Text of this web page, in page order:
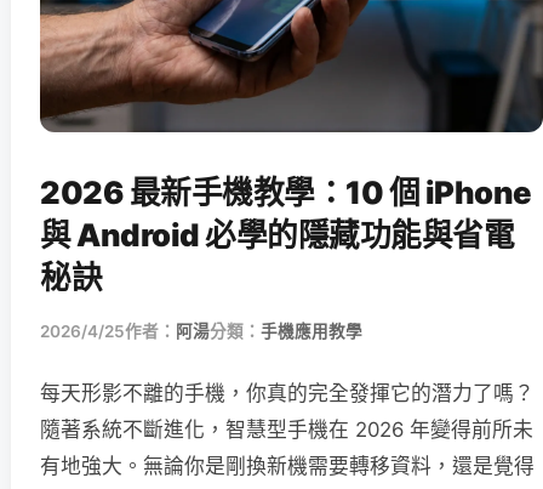
2026 最新手機教學：10 個 iPhone
與 Android 必學的隱藏功能與省電
秘訣
2026/4/25作者： 阿湯分類： 手機應用教學
每天形影不離的手機，你真的完全發揮它的潛力了嗎？
隨著系統不斷進化，智慧型手機在 2026 年變得前所未
有地強大。無論你是剛換新機需要轉移資料，還是覺得